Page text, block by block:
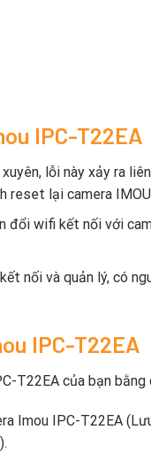
IPC-T22EA
lỗi này xảy ra
reset lại camera
đổi wifi kết nối với
nối và quản lý, có
IPC-T22EA
T22EA của bạn bằng
Imou IPC-T22EA